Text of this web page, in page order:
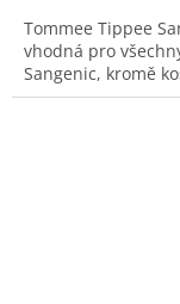
Tommee Tippee
vhodná pro
Sangenic, kromě